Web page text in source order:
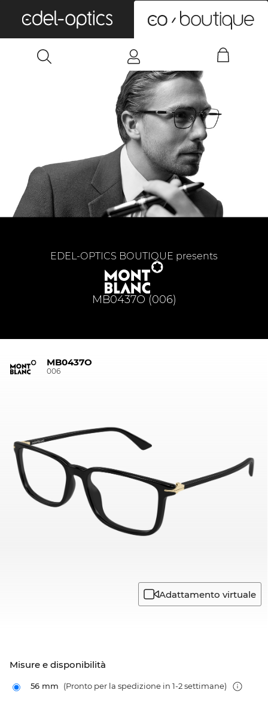
MB0437O (006)
EDEL-OPTICS BOUTIQUE presents
MB0437O
006
Adattamento virtuale
Misure e disponibilità
56 mm (Pronto per la spedizione in 1-2 settimane)